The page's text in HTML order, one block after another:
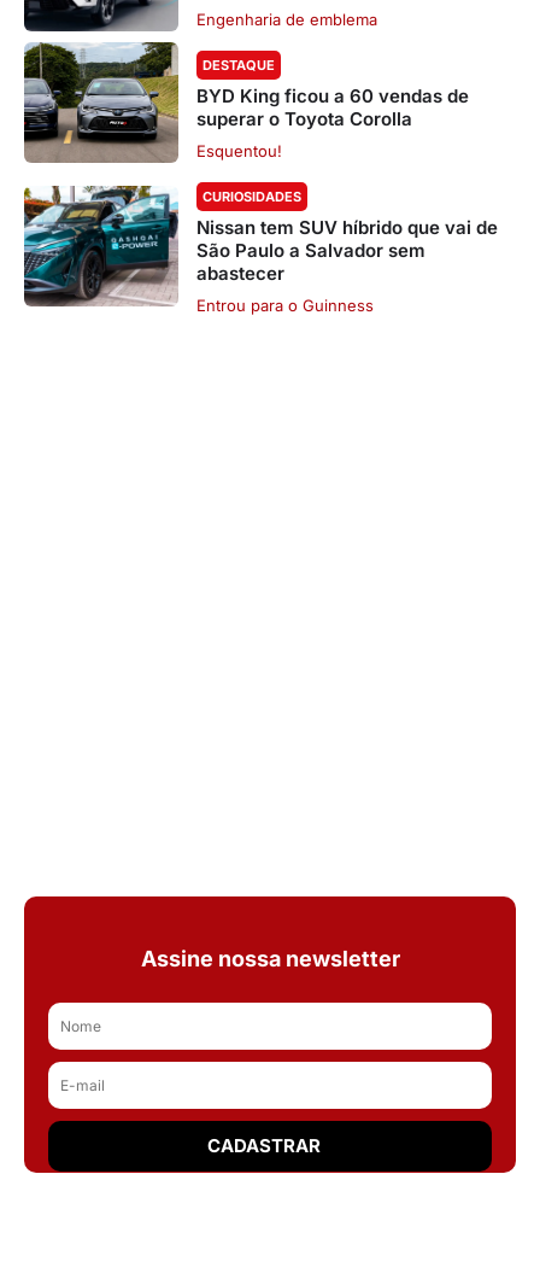
Engenharia de emblema
DESTAQUE
BYD King ficou a 60 vendas de
superar o Toyota Corolla
Esquentou!
CURIOSIDADES
Nissan tem SUV híbrido que vai de
São Paulo a Salvador sem
abastecer
Entrou para o Guinness
Assine nossa newsletter